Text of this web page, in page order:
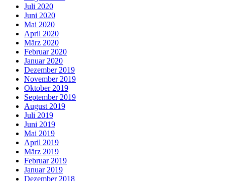
Juli 2020
Juni 2020
Mai 2020
April 2020
März 2020
Februar 2020
Januar 2020
Dezember 2019
November 2019
Oktober 2019
September 2019
August 2019
Juli 2019
Juni 2019
Mai 2019
April 2019
März 2019
Februar 2019
Januar 2019
Dezember 2018